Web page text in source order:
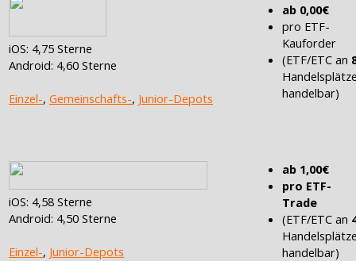
iOS: 4,75 Sterne
Android: 4,60 Sterne
Einzel-, Gemeinschafts-, Junior-Depots
ab 0,00€
pro ETF-
Kauforder
(ETF/ETC an
handelbar)
iOS: 4,58 Sterne
Android: 4,50 Sterne
Einzel-, Junior-Depots
ab 1,00€
pro ETF-
Trade
(ETF/ETC an
handelbar)